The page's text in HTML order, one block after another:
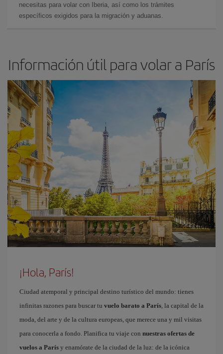
necesitas para volar con Iberia, así como los trámites
específicos exigidos para la migración y aduanas.
Información útil para volar a París
¡Hola, París!
Ciudad atemporal y principal destino turístico del mundo: tienes
infinitas razones para buscar tu vuelo barato a París , la capital de la
moda, del arte y de la cultura europeas, que merece una y mil visitas
para conocerla a fondo. Planifica tu viaje con nuestras ofertas de
vuelos a París y enamórate de la ciudad de la luz: de la icónica